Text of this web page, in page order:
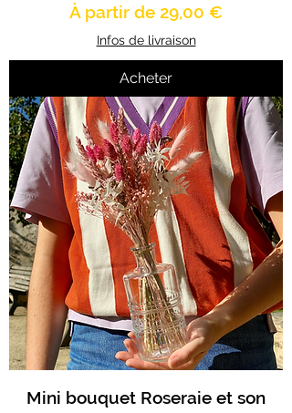
À partir de 29,00 €
Prix promotionnel
Infos de livraison
Acheter
Mini bouquet Roseraie et son